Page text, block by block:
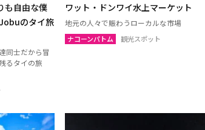
コーンケーン
ーニー
カラシン
マハーサーラカーム
も自由な僕
のタイ旅
同士だから冒
るタイの旅
ワット・ドンワイ水上マーケット
地元の人々で賑わうローカルな市場
ナコーンパトム 観光スポット